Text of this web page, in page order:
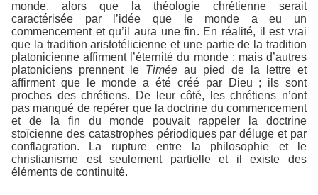
monde, alors que la théologie chrétienne serait
caractérisée par l’idée que le monde a eu un
commencement et qu’il aura une fin. En réalité, il est vrai
que la tradition aristotélicienne et une partie de la tradition
platonicienne affirment l’éternité du monde ; mais d’autres
platoniciens prennent le Timée au pied de la lettre et
affirment que le monde a été créé par Dieu ; ils sont
proches des chrétiens. De leur côté, les chrétiens n’ont
pas manqué de repérer que la doctrine du commencement
et de la fin du monde pouvait rappeler la doctrine
stoïcienne des catastrophes périodiques par déluge et par
conflagration. La rupture entre la philosophie et le
christianisme est seulement partielle et il existe des
éléments de continuité.